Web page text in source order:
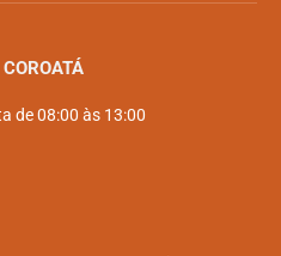
de 08:00 às 13:00